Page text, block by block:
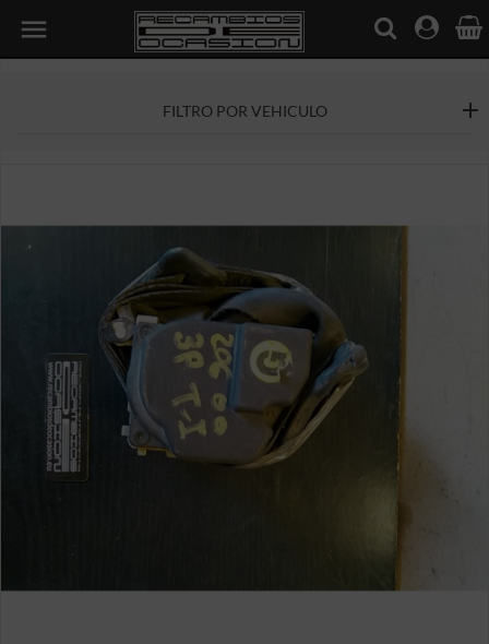

FILTRO POR VEHICULO